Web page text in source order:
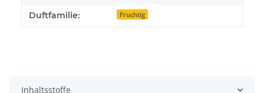
Duftfamilie: Fruchtig
Inhaltsstoffe